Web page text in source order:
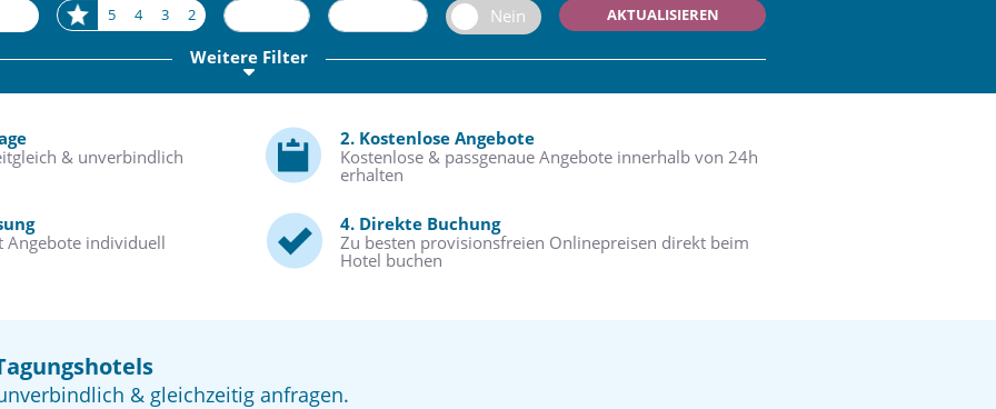
5
4 3 2
AKTUALISIEREN
Weitere Filter
& unverbindlich
2. Kostenlose Angebote
Kostenlose & passgenaue Angebote innerhalb von 24h
erhalten
individuell
4. Direkte Buchung
Zu besten provisionsfreien Onlinepreisen direkt beim
Hotel buchen
& gleichzeitig anfragen.